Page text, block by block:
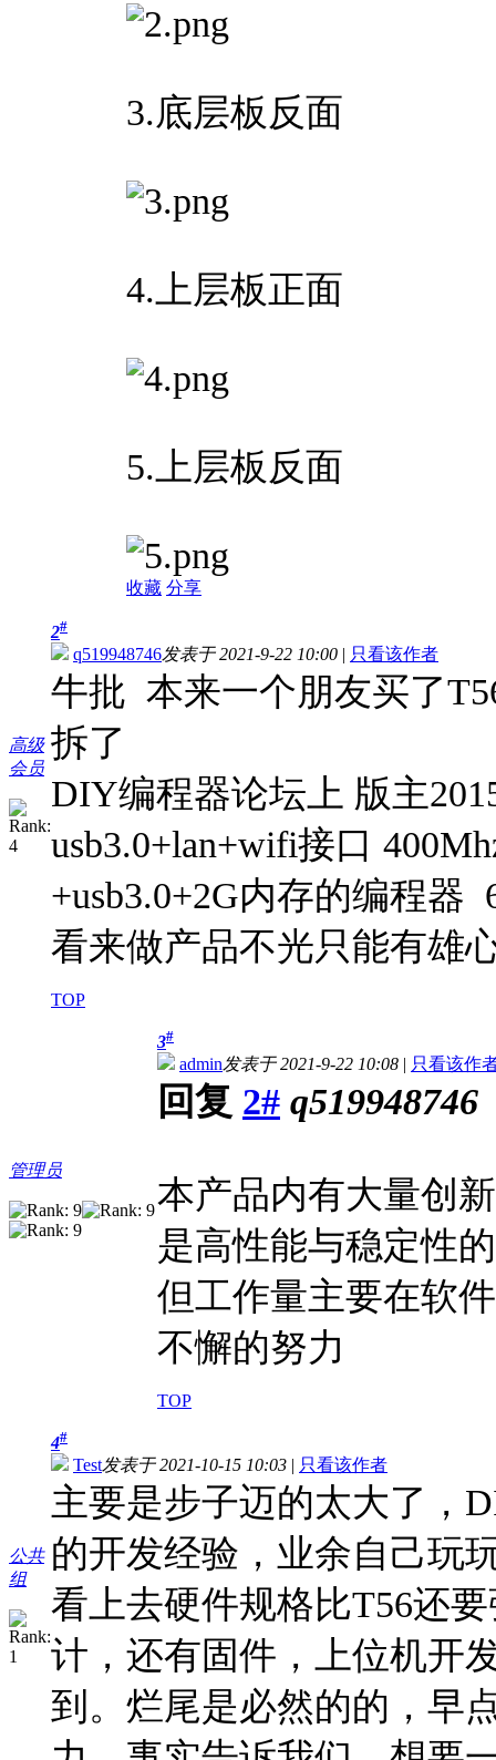
3.底层板反面
4.上层板正面
5.上层板反面
收藏 分享
高级
会员
2#
q519948746发表于 2021-9-22 10:00 | 只看该作者
牛批 本来一个朋友买了
拆了
DIY编程器论坛上 版主
usb3.0+lan+wifi接口
+usb3.0+2G内存的编程
看来做产品不光只能有雄
TOP
管理员
3#
admin发表于 2021-9-22 10:08 | 只看该作
回复 2# q519948746
本产品内有大量创
是高性能与稳定性
但工作量主要在软
不懈的努力
TOP
公共
组
4#
Test发表于 2021-10-15 10:03 | 只看该作者
主要是步子迈的太大了，
的开发经验，业余自己玩
看上去硬件规格比T56还
计，还有固件，上位机开
到。烂尾是必然的的，早